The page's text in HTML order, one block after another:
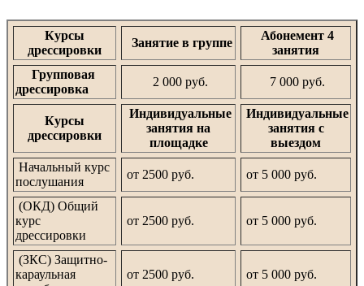
Курсы
дрессировки
Занятие в группе
Абонемент 4
занятия
Групповая
дрессировка
2 000 руб. 7 000 руб.
Курсы
дрессировки
Индивидуальные
занятия на
площадке
Индивидуальные
занятия с
выездом
Начальный курс
послушания
от 2500 руб. от 5 000 руб.
(ОКД) Общий
курс
дрессировки
от 2500 руб. от 5 000 руб.
(ЗКС) Защитно-
караульная
от 2500 руб. от 5 000 руб.